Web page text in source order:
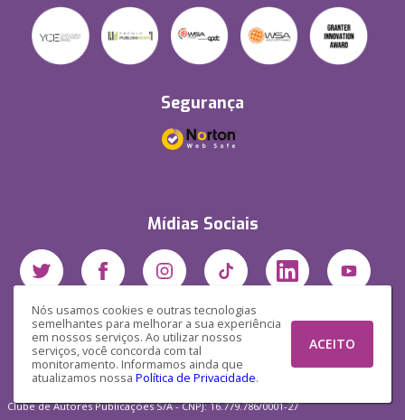
Nós usamos cookies e outras tecnologias
semelhantes para melhorar a sua experiência
em nossos serviços. Ao utilizar nossos
serviços, você concorda com tal
monitoramento. Informamos ainda que
atualizamos nossa Política de Privacidade.
ACEITO
Segurança
Mídias Sociais
Clube de Autores Publicações S/A - CNPJ: 16.779.786/0001-27